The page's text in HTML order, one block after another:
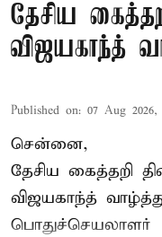
தேசிய
விஜயகாந்த்
Published on: 07 Aug 2026,
சென்னை,
தேசிய கைத்தறி
விஜயகாந்த்
பொதுச்செயலாளர்